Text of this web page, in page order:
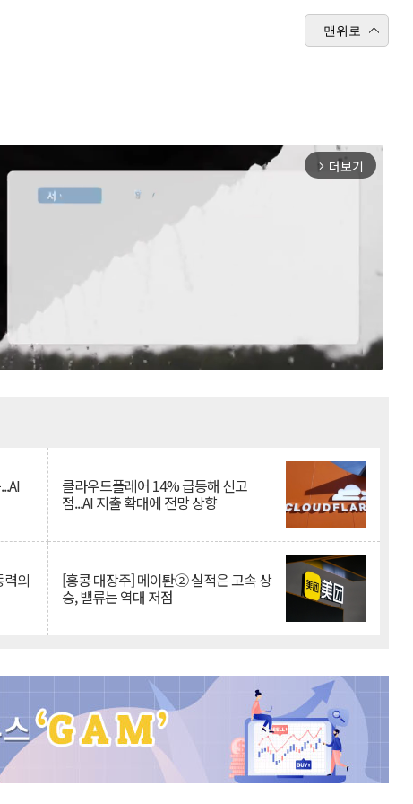
맨위로
arrow_forward_ios 더보기
클라우드플레어 14% 급등해 신고
점...AI 지출 확대에 전망 상향
의 [홍콩 대장주] 메이퇀② 실적은 고속 상
승, 밸류는 역대 저점